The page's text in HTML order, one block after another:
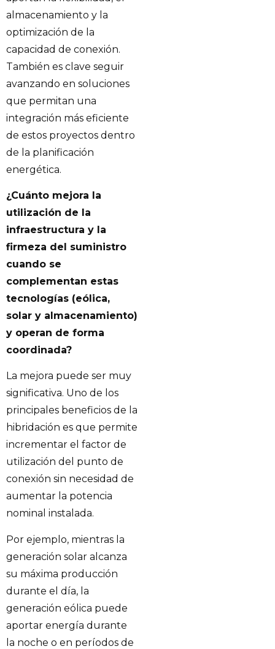
almacenamiento y la
optimización de la
capacidad de conexión.
También es clave seguir
avanzando en soluciones
que permitan una
integración más eficiente
de estos proyectos dentro
de la planificación
energética.
¿Cuánto mejora la
utilización de la
infraestructura y la
firmeza del suministro
cuando se
complementan estas
tecnologías (eólica,
solar y almacenamiento)
y operan de forma
coordinada?
La mejora puede ser muy
significativa. Uno de los
principales beneficios de la
hibridación es que permite
incrementar el factor de
utilización del punto de
conexión sin necesidad de
aumentar la potencia
nominal instalada.
Por ejemplo, mientras la
generación solar alcanza
su máxima producción
durante el día, la
generación eólica puede
aportar energía durante
la noche o en períodos de